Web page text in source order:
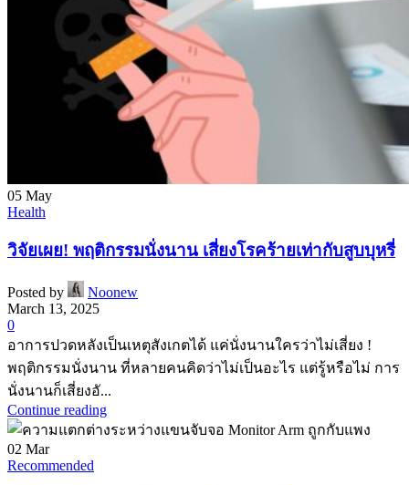
05 May
Health
วิจัยเผย! พฤติกรรมนั่งนาน เสี่ยงโรคร้ายเท่ากับสูบบุหรี่
Posted by
Noonew
March 13, 2025
0
อาการปวดหลังเป็นเหตุสังเกตได้ แค่นั่งนานใครว่าไม่เสี่ยง !
พฤติกรรมนั่งนาน ที่หลายคนคิดว่าไม่เป็นอะไร แต่รู้หรือไม่ การ
นั่งนานก็เสี่ยงอั...
Continue reading
02 Mar
Recommended